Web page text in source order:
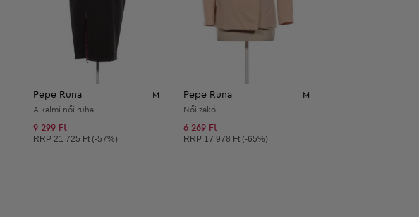
Pepe Runa M
Alkalmi női ruha
9 299 Ft
Ajánlott ár:
RRP 21 725 Ft (-57%)
Pepe Runa M
Női zakó
6 269 Ft
Ajánlott ár:
RRP 17 978 Ft (-65%)